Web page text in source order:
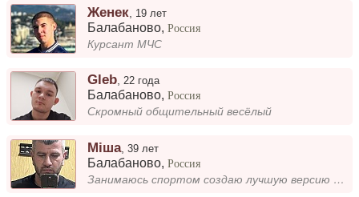
Женек 19 лет
Балабаново,Россия
Курсант МЧС
Gleb,22 года
Балабаново,Россия
Скромный общительный весёлый
Міша,39 лет
Балабаново,Россия
Занимаюсь спортом создаю лучшую версию себя